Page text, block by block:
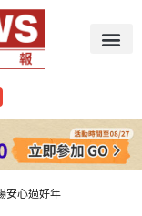
安心過好年